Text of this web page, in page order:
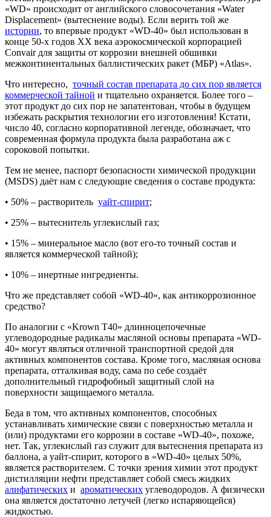
«WD» происходит от английского словосочетания «Water
Displacement» (вытеснение воды). Если верить той же
истории, то впервые продукт «WD-40» был использован в
конце 50-х годов XX века аэрокосмической корпорацией
Convair для защиты от коррозии внешней обшивки
межконтинентальных баллистических ракет (МБР) «Atlas».
Что интересно, точный состав препарата до сих пор является
коммерческой тайной и тщательно охраняется. Более того –
этот продукт до сих пор не запатентован, чтобы в будущем
избежать раскрытия технологии его изготовления! Кстати,
число 40, согласно корпоративной легенде, обозначает, что
современная формула продукта была разработана аж с
сороковой попытки.
Тем не менее, паспорт безопасности химической продукции
(MSDS) даёт нам c следующие сведения о составе продукта:
• 50% – растворитель уайт-спирит;
• 25% – вытеснитель углекислый газ;
• 15% – минеральное масло (вот его-то точный состав и
является коммерческой тайной);
• 10% – инертные ингредиенты.
Что же представляет собой «WD-40», как антикоррозионное
средство?
По аналогии с «Krown Т40» длинноцепочечные
углеводородные радикалы масляной основы препарата «WD-
40» могут являться отличной транспортной средой для
активных компонентов состава. Кроме того, масляная основа
препарата, отталкивая воду, сама по себе создаёт
дополнительный гидрофобный защитный слой на
поверхности защищаемого металла.
Беда в том, что активных компонентов, способных
устанавливать химические связи с поверхностью металла и
(или) продуктами его коррозии в составе «WD-40», похоже,
нет. Так, углекислый газ служит для вытеснения препарата из
баллона, а уайт-спирит, которого в «WD-40» целых 50%,
является растворителем. С точки зрения химии этот продукт
дистилляции нефти представляет собой смесь жидких
алифатических и ароматических углеводородов. А физически
она является достаточно летучей (легко испаряющейся)
жидкостью.